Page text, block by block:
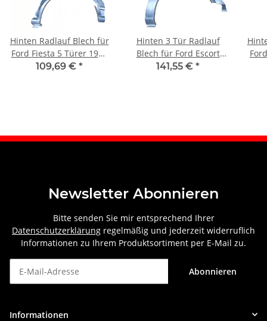
Hinten Radlauf Blech für
Ford Fiesta 5 Türer 1989
- 1997 links
109,69 € *
Hinten 3 Tür Radlauf
Blech für Ford Escort
1995 - 2000 links
141,55 € *
Newsletter Abonnieren
Bitte senden Sie mir entsprechend Ihrer
Datenschutzerklärung regelmäßig und jederzeit widerruflich
Informationen zu Ihrem Produktsortiment per E-Mail zu.
Abonnieren
Informationen